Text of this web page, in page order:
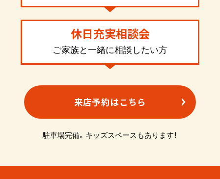
休日充実相談会
ご家族と一緒に相談したい方
来店予約はこちら
駐車場完備。キッズスペースもあります！